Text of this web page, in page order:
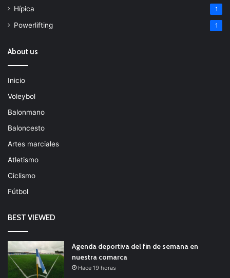
Hípica 1
Powerlifting 1
About us
Inicio
Voleybol
Balonmano
Baloncesto
Artes marciales
Atletismo
Ciclismo
Fútbol
BEST VIEWED
Agenda deportiva del fin de semana en
nuestra comarca
Hace 19 horas